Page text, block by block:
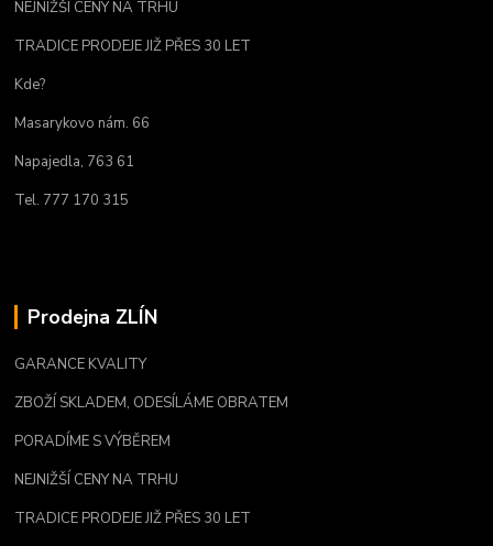
NEJNIŽŠÍ CENY NA TRHU
TRADICE PRODEJE JIŽ PŘES 30 LET
Kde?
Masarykovo nám. 66
Napajedla, 763 61
Tel. 777 170 315
Prodejna ZLÍN
GARANCE KVALITY
ZBOŽÍ SKLADEM, ODESÍLÁME OBRATEM
PORADÍME S VÝBĚREM
NEJNIŽŠÍ CENY NA TRHU
TRADICE PRODEJE JIŽ PŘES 30 LET